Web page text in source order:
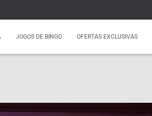
JOGOS DE BINGO OFERTAS EXCLUSIVAS